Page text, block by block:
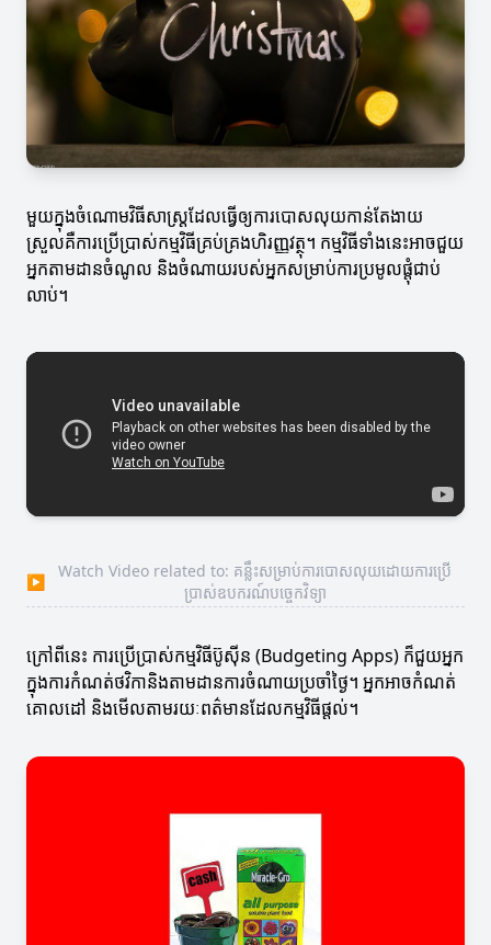
មួយក្នុងចំណោមវិធីសាស្រ្តដែលធ្វើឲ្យការបោសលុយកាន់តែងាយ
ស្រួលគឺការប្រើប្រាស់កម្មវិធីគ្រប់គ្រងហិរញ្ញវត្ថុ។ កម្មវិធីទាំងនេះអាចជួយ
អ្នកតាមដានចំណូល និងចំណាយរបស់អ្នកសម្រាប់ការប្រមូលផ្តុំជាប់
លាប់។
▶
Watch Video related to: គន្លឹះសម្រាប់ការបោសលុយដោយការប្រើ
ប្រាស់ឧបករណ៍បច្ចេកវិទ្យា
ក្រៅពីនេះ ការប្រើប្រាស់កម្មវិធីប៊ូស៊ីន (Budgeting Apps) ក៏ជួយអ្នក
ក្នុងការកំណត់ថវិកានិងតាមដានការចំណាយប្រចាំថ្ងៃ។ អ្នកអាចកំណត់
គោលដៅ និងមើលតាមរយៈពត៌មានដែលកម្មវិធីផ្តល់។